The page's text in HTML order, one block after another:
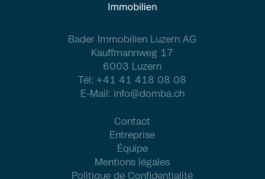
Bader Immobilien Luzern AG
Kauffmannweg 17
6003 Luzern
Tél: +41 41 418 08 08
E-Mail: info@domba.ch
Contact
Entreprise
Équipe
Mentions légales
Politique de Confidentialité